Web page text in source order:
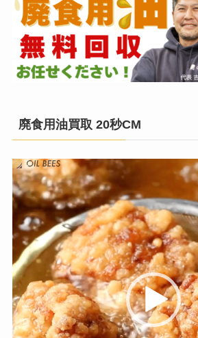
廃食用油買取 20秒CM
動
画
プ
レ
ー
ヤ
ー